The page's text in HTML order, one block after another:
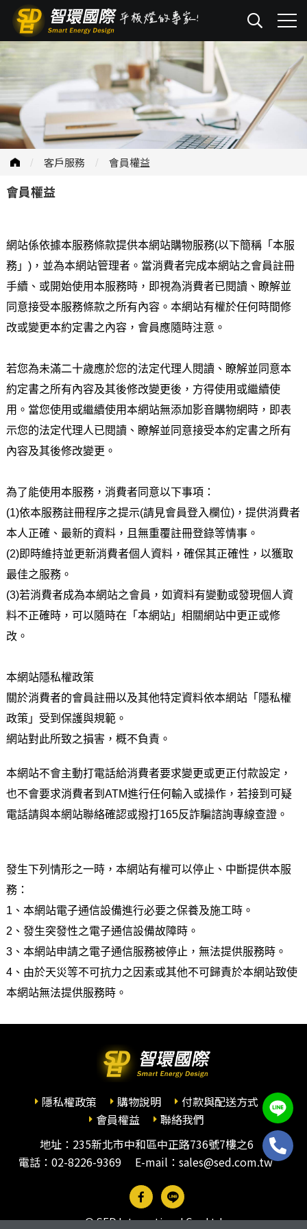
客戶服務 會員權益
會員權益
網站係依據本服務條款提供本網站購物服務(以下簡稱「本服
務」)，並為本網站管理者。當消費者完成本網站之會員註冊
手續、或開始使用本服務時，即視為消費者已閱讀、瞭解並
同意接受本服務條款之所有內容。本網站有權於任何時間修
改或變更本約定書之內容，會員應隨時注意。
若您為未滿二十歲應於您的法定代理人閱讀、瞭解並同意本
約定書之所有內容及其後修改變更後，方得使用或繼續使
用。當您使用或繼續使用本網站無添加影音購物網時，即表
示您的法定代理人已閱讀、瞭解並同意接受本約定書之所有
內容及其後修改變更。
為了能使用本服務，消費者同意以下事項：
(1)依本服務註冊程序之提示(請見會員登入欄位)，提供消費者
本人正確、最新的資料，且無重覆註冊登錄等情事。
(2)即時維持並更新消費者個人資料，確保其正確性，以獲取
最佳之服務。
(3)若消費者成為本網站之會員，如資料有變動或發現個人資
料不正確時，可以隨時在「本網站」相關網站中更正或修
改。
本網站隱私權政策
關於消費者的會員註冊以及其他特定資料依本網站「隱私權
政策」受到保護與規範。
網站對此所致之損害，概不負責。
本網站不會主動打電話給消費者要求變更或更正付款設定，
也不會要求消費者到ATM進行任何輸入或操作，若接到可疑
電話請與本網站聯絡確認或撥打165反詐騙諮詢專線查證。
發生下列情形之一時，本網站有權可以停止、中斷提供本服
務：
1、本網站電子通信設備進行必要之保養及施工時。
2、發生突發性之電子通信設備故障時。
3、本網站申請之電子通信服務被停止，無法提供服務時。
4、由於天災等不可抗力之因素或其他不可歸責於本網站致使
本網站無法提供服務時。
隱私權政策 購物說明
付款與配送方式
會員權益
聯絡我們
地址：235新北市中和區中正路736號7樓之6
電話： 02-8226-9369 E-mail：sales@sed.com.tw
© SED International Co., Ltd